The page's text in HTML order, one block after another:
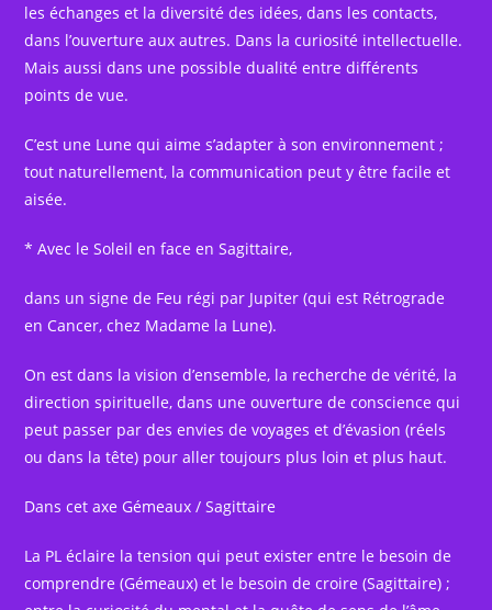
les échanges et la diversité des idées, dans les contacts,
dans l’ouverture aux autres. Dans la curiosité intellectuelle.
Mais aussi dans une possible dualité entre différents
points de vue.
C’est une Lune qui aime s’adapter à son environnement ;
tout naturellement, la communication peut y être facile et
aisée.
* Avec le Soleil en face en Sagittaire,
dans un signe de Feu régi par Jupiter (qui est Rétrograde
en Cancer, chez Madame la Lune).
On est dans la vision d’ensemble, la recherche de vérité, la
direction spirituelle, dans une ouverture de conscience qui
peut passer par des envies de voyages et d’évasion (réels
ou dans la tête) pour aller toujours plus loin et plus haut.
Dans cet axe Gémeaux / Sagittaire
La PL éclaire la tension qui peut exister entre le besoin de
comprendre (Gémeaux) et le besoin de croire (Sagittaire) ;